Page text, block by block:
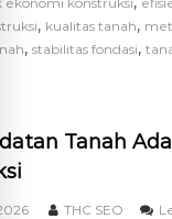
, kualitas tanah,
, stabilitas fondasi,
Tanah
THC SEO